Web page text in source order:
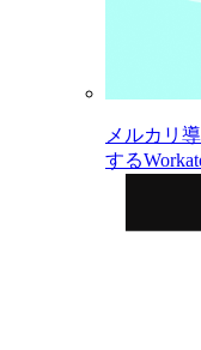
メルカリ
する